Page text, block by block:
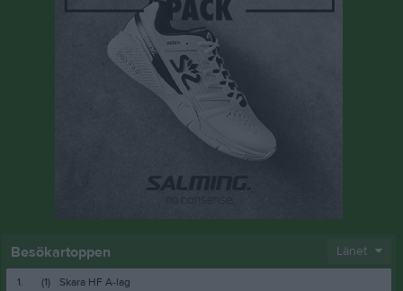
Besökartoppen Länet
1. (1)
Skara HF A-lag